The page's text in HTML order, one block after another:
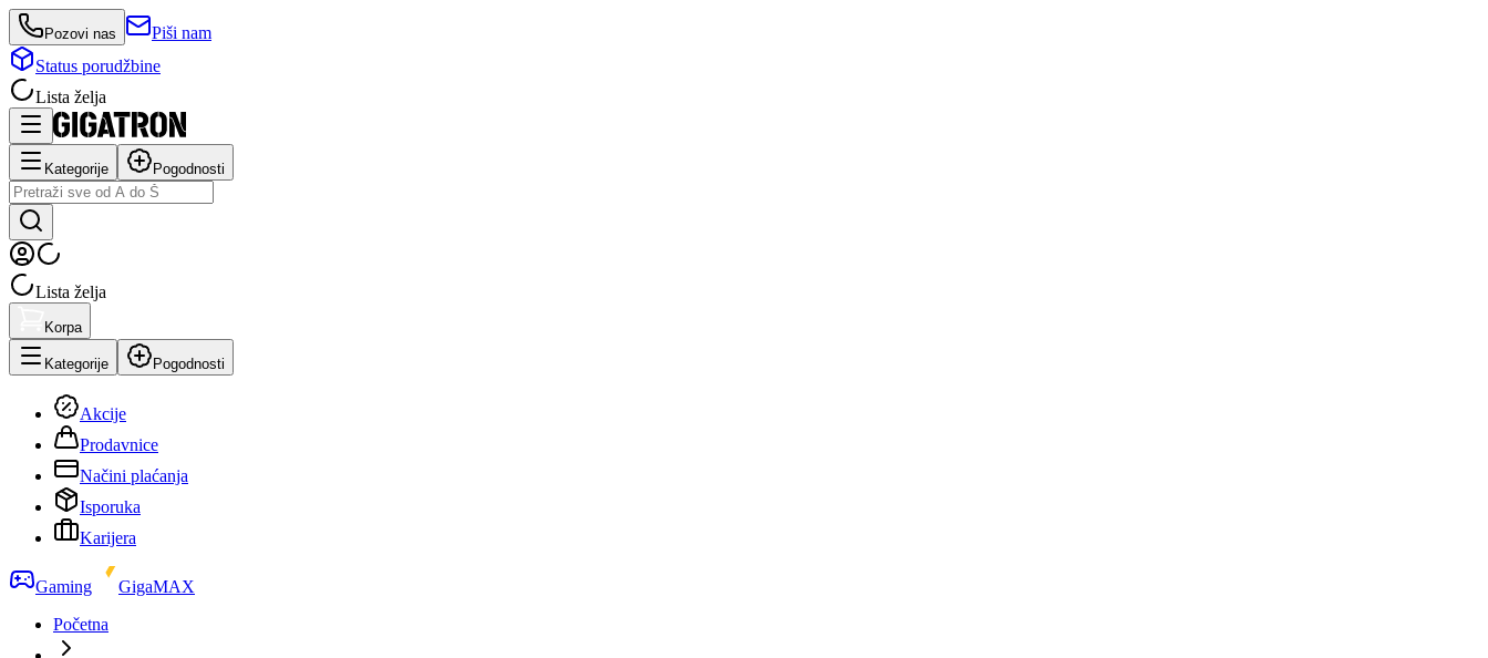
Pozovi nas
Piši nam
Status porudžbine
Lista želja
Kategorije Pogodnosti
Lista želja
Korpa
Kategorije Pogodnosti
Akcije
Prodavnice
Načini plaćanja
Isporuka
Karijera
Gaming
GigaMAX
Početna